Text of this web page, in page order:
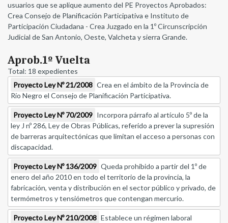
usuarios que se aplique aumento del PE Proyectos Aprobados:
Crea Consejo de Planificación Participativa e Instituto de
Participación Ciudadana - Crea Juzgado en la 1º Circunscripción
Judicial de San Antonio, Oeste, Valcheta y sierra Grande.
Aprob.1º Vuelta
Total: 18 expedientes
Proyecto Ley Nº 21/2008 Crea en el ámbito de la Provincia de
Río Negro el Consejo de Planificación Participativa.
Proyecto Ley Nº 70/2009 Incorpora párrafo al artículo 5º de la
ley J nº 286, Ley de Obras Públicas, referido a prever la supresión
de barreras arquitectónicas que limitan el acceso a personas con
discapacidad.
Proyecto Ley Nº 136/2009 Queda prohibido a partir del 1º de
enero del año 2010 en todo el territorio de la provincia, la
fabricación, venta y distribución en el sector público y privado, de
termómetros y tensiómetros que contengan mercurio.
Proyecto Ley Nº 210/2008 Establece un régimen laboral